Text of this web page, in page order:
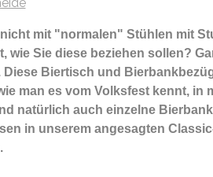
mit "normalen" Stühlen mit
Sie diese beziehen sollen?
Biertisch und
man es vom Volksfest kennt, in
natürlich auch einzelne
in unserem angesagten